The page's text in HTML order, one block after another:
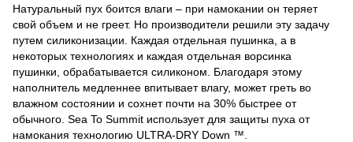
Натуральный пух боится влаги – при намокании он теряет
свой объем и не греет. Но производители решили эту задачу
путем силиконизации. Каждая отдельная пушинка, а в
некоторых технологиях и каждая отдельная ворсинка
пушинки, обрабатывается силиконом. Благодаря этому
наполнитель медленнее впитывает влагу, может греть во
влажном состоянии и сохнет почти на 30% быстрее от
обычного. Sea To Summit использует для защиты пуха от
намокания технологию ULTRA-DRY Down ™.